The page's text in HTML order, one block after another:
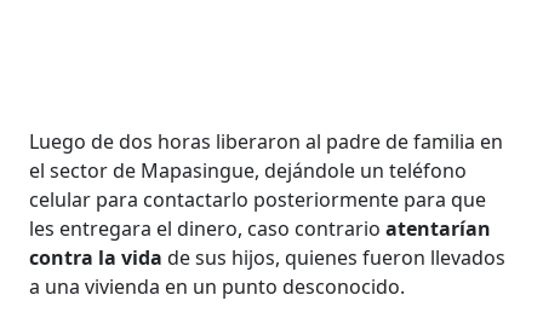
Luego de dos horas liberaron al padre de familia en
el sector de Mapasingue, dejándole un teléfono
celular para contactarlo posteriormente para que
les entregara el dinero, caso contrarioatentarían
contra la vida de sus hijos, quienes fueron llevados
a una vivienda en un punto desconocido.